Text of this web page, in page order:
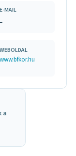
E-MAIL
–
WEBOLDAL
www.bfkor.hu
a